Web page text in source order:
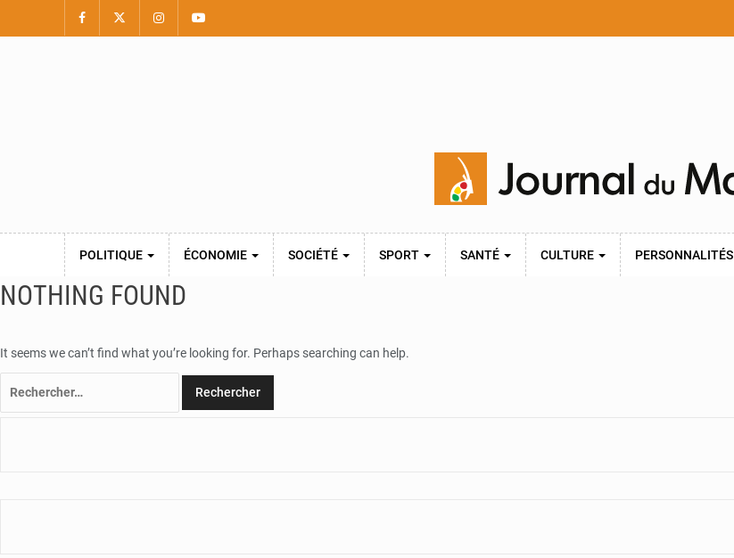
POLITIQUE ÉCONOMIE SOCIÉTÉ SPORT SANTÉ CULTURE PERSONNALITÉS
NOTHING FOUND
It seems we can’t find what you’re looking for. Perhaps searching can help.